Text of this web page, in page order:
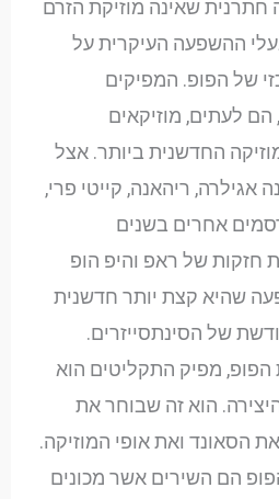
חתרנית שאינה מוזיקת הזרם
ההשפעה העיקרית על
של הפופ. המפיקים
לעתים, מוזיקאים
החדשנית ביותר. אצל
אגילרה, ריהאנה, קייטי פרי,
אחרים בשנים
חזקות של ראפ והיפ הופ
שהיא קצת יותר חדשנית
של הסינתסייזרים.
הפופ, מפיק התקליטים הוא
הוא זה שבוחר את
הסאונד ואת אופי המוזיקה.
הם השירים אשר מכונים